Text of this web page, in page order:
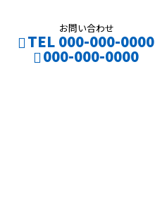
お問い合わせ
TEL 000-000-0000
000-000-0000